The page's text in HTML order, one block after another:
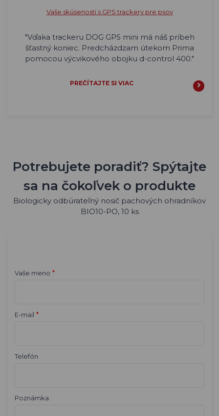
Vaše skúsenosti s GPS trackery pre psov
"Vďaka trackeru DOG GPS mini má náš príbeh
šťastný koniec. Predcházdzam útekom Prima
pomocou výcvikového obojku d-control 400."
PREČÍTAJTE SI VIAC
Potrebujete poradiť? Spýtajte
sa na čokoľvek o produkte
Biologicky odbúrateľný nosič pachových ohradníkov
BIO10-PO, 10 ks
Vaše meno *
E-mail *
Telefón
Poznámka